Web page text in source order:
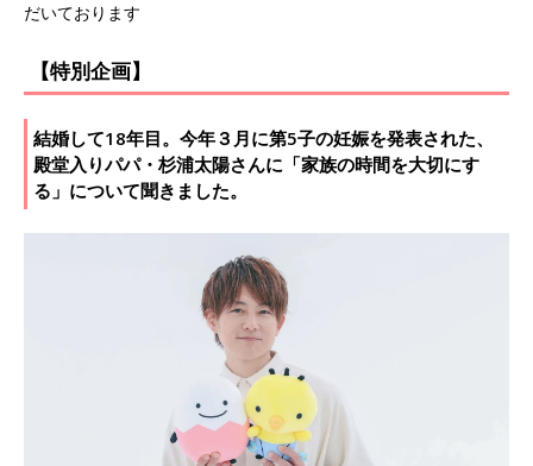
だいております
【特別企画】
結婚して18年目。今年３月に第5子の妊娠を発表された、
殿堂入りパパ・杉浦太陽さんに「家族の時間を大切にす
る」について聞きました。